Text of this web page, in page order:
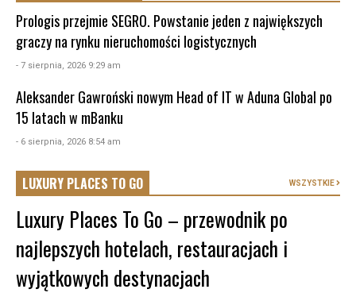
Prologis przejmie SEGRO. Powstanie jeden z największych
graczy na rynku nieruchomości logistycznych
- 7 sierpnia, 2026 9:29 am
Aleksander Gawroński nowym Head of IT w Aduna Global po
15 latach w mBanku
- 6 sierpnia, 2026 8:54 am
LUXURY PLACES TO GO WSZYSTKIE
Luxury Places To Go – przewodnik po
najlepszych hotelach, restauracjach i
wyjątkowych destynacjach